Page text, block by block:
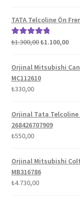
TATA Telcoline Ön
5 üzerinden
₺1.300,00Orijinal
₺1.300,00.
₺1.100,00Şu
Orjinal Mitsubishi
MC112610
₺330,00
Orjinal Tata Telcoline
268426707909
₺550,00
Orjinal Mitsubishi Colt
MB316786
₺4.730,00